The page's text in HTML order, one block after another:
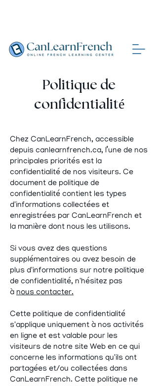
Politique de
confidentialité
Chez CanLearnFrench, accessible
depuis canlearnfrench.ca, l’une de nos
principales priorités est la
confidentialité de nos visiteurs. Ce
document de politique de
confidentialité contient les types
d'informations collectées et
enregistrées par CanLearnFrench et
la manière dont nous les utilisons.
Si vous avez des questions
supplémentaires ou avez besoin de
plus d'informations sur notre politique
de confidentialité, n'hésitez pas
à nous contacter.
Cette politique de confidentialité
s'applique uniquement à nos activités
en ligne et est valable pour les
visiteurs de notre site Web en ce qui
concerne les informations qu'ils ont
partagées et/ou collectées dans
CanLearnFrench. Cette politique ne